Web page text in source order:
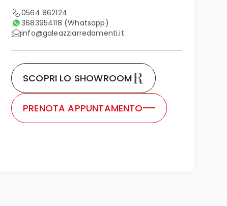
0564 862124
3683954118 (Whatsapp)
info@galeazziarredamenti.it
SCOPRI LO SHOWROOM
PRENOTA APPUNTAMENTO